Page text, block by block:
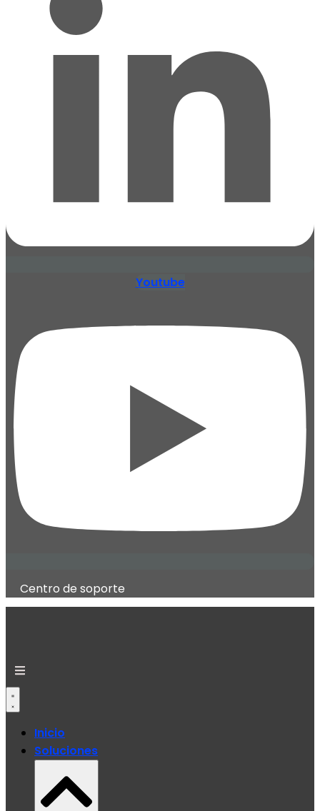
Youtube
Centro de soporte
Inicio
Soluciones